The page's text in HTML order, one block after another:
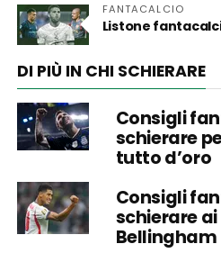
FANTACALCIO
Listone
DI PIÙ IN CHI SCHIERARE
Consigli
schierare
tutto d’oro
Consigli
schierare
Bellingham